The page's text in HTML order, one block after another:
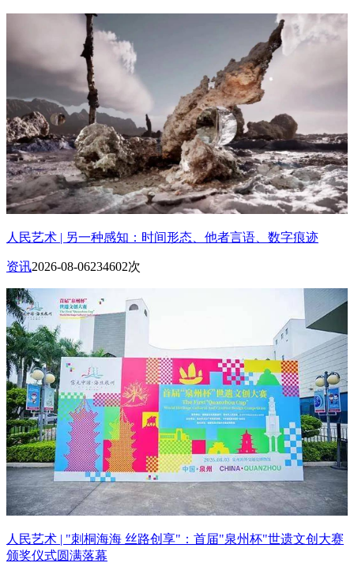
人民艺术 | 另一种感知：时间形态、他者言语、数字痕迹
资讯2026-08-06234602次
人民艺术 | "刺桐海海 丝路创享"：首届"泉州杯"世遗文创大赛
颁奖仪式圆满落幕